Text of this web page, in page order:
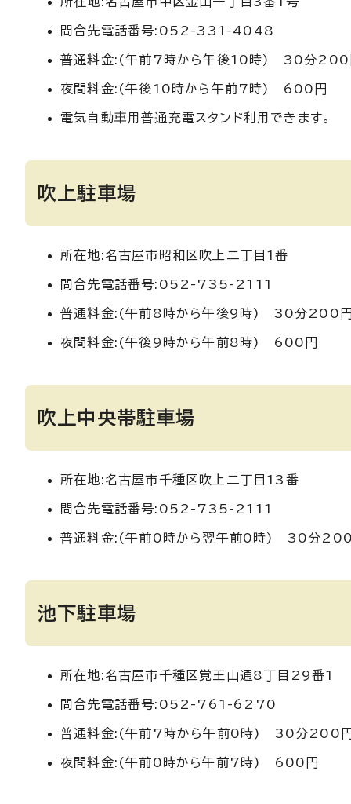
問合先電話番号:052-331-4048
普通料金:(午前7時から午後10時) 30分200
夜間料金:(午後10時から午前7時) 600円
電気自動車用普通充電スタンド利用できます。
吹上駐車場
所在地:名古屋市昭和区吹上二丁目1番
問合先電話番号:052-735-2111
普通料金:(午前8時から午後9時) 30分200
夜間料金:(午後9時から午前8時) 600円
吹上中央帯駐車場
所在地:名古屋市千種区吹上二丁目13番
問合先電話番号:052-735-2111
普通料金:(午前0時から翌午前0時) 30分
池下駐車場
所在地:名古屋市千種区覚王山通8丁目29番1
問合先電話番号:052-761-6270
普通料金:(午前7時から午前0時) 30分200
夜間料金:(午前0時から午前7時) 600円